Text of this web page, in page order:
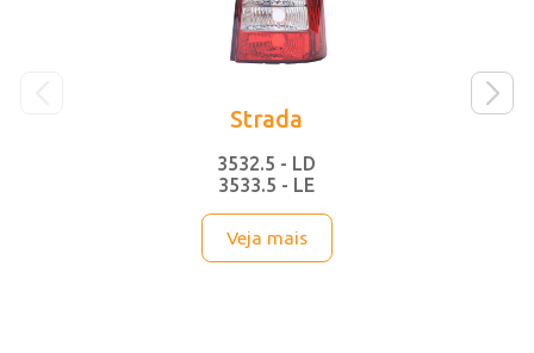
Strada
3532.5 - LD
3533.5 - LE